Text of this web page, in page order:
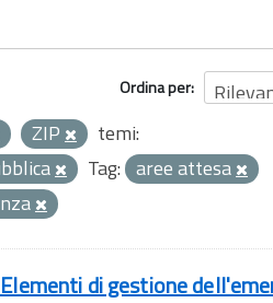
Ordina per
ZIP
temi:
Tag: aree attesa
di gestione